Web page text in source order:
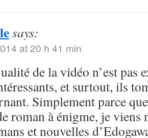
says:
at 20 h 41 min
de la vidéo n’est pas
et surtout, ils
Simplement parce
roman à énigme, je viens
et nouvelles